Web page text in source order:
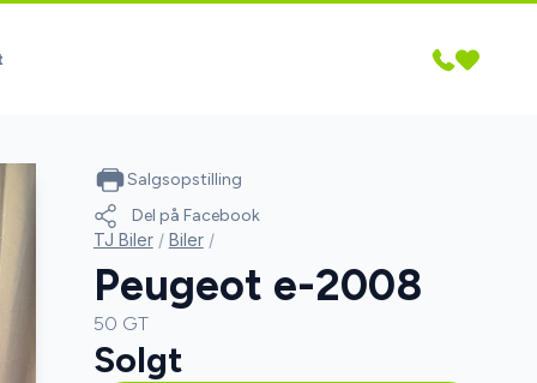
Salgsopstilling
Del på Facebook
TJ Biler / Biler /
Peugeot e-2008
50 GT
Solgt